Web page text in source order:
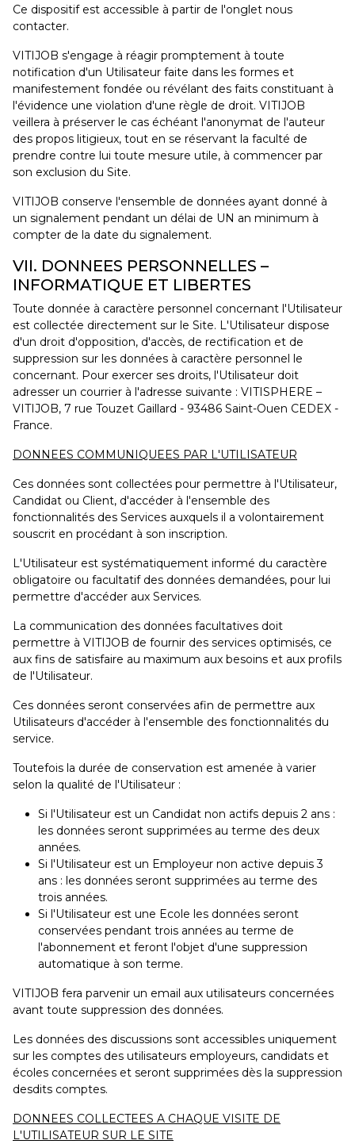
Ce dispositif est accessible à partir de l'onglet nous
contacter.
VITIJOB s'engage à réagir promptement à toute
notification d'un Utilisateur faite dans les formes et
manifestement fondée ou révélant des faits constituant à
l'évidence une violation d'une règle de droit. VITIJOB
veillera à préserver le cas échéant l'anonymat de l'auteur
des propos litigieux, tout en se réservant la faculté de
prendre contre lui toute mesure utile, à commencer par
son exclusion du Site.
VITIJOB conserve l'ensemble de données ayant donné à
un signalement pendant un délai de UN an minimum à
compter de la date du signalement.
VII. DONNEES PERSONNELLES –
INFORMATIQUE ET LIBERTES
Toute donnée à caractère personnel concernant l'Utilisateur
est collectée directement sur le Site. L'Utilisateur dispose
d'un droit d'opposition, d'accès, de rectification et de
suppression sur les données à caractère personnel le
concernant. Pour exercer ses droits, l'Utilisateur doit
adresser un courrier à l'adresse suivante : VITISPHERE –
VITIJOB, 7 rue Touzet Gaillard - 93486 Saint-Ouen CEDEX -
France.
DONNEES COMMUNIQUEES PAR L'UTILISATEUR
Ces données sont collectées pour permettre à l'Utilisateur,
Candidat ou Client, d'accéder à l'ensemble des
fonctionnalités des Services auxquels il a volontairement
souscrit en procédant à son inscription.
L'Utilisateur est systématiquement informé du caractère
obligatoire ou facultatif des données demandées, pour lui
permettre d'accéder aux Services.
La communication des données facultatives doit
permettre à VITIJOB de fournir des services optimisés, ce
aux fins de satisfaire au maximum aux besoins et aux profils
de l'Utilisateur.
Ces données seront conservées afin de permettre aux
Utilisateurs d'accéder à l'ensemble des fonctionnalités du
service.
Toutefois la durée de conservation est amenée à varier
selon la qualité de l'Utilisateur :
Si l'Utilisateur est un Candidat non actifs depuis 2 ans :
les données seront supprimées au terme des deux
années.
Si l'Utilisateur est un Employeur non active depuis 3
ans : les données seront supprimées au terme des
trois années.
Si l'Utilisateur est une Ecole les données seront
conservées pendant trois années au terme de
l'abonnement et feront l'objet d'une suppression
automatique à son terme.
VITIJOB fera parvenir un email aux utilisateurs concernées
avant toute suppression des données.
Les données des discussions sont accessibles uniquement
sur les comptes des utilisateurs employeurs, candidats et
écoles concernées et seront supprimées dès la suppression
desdits comptes.
DONNEES COLLECTEES A CHAQUE VISITE DE
L'UTILISATEUR SUR LE SITE